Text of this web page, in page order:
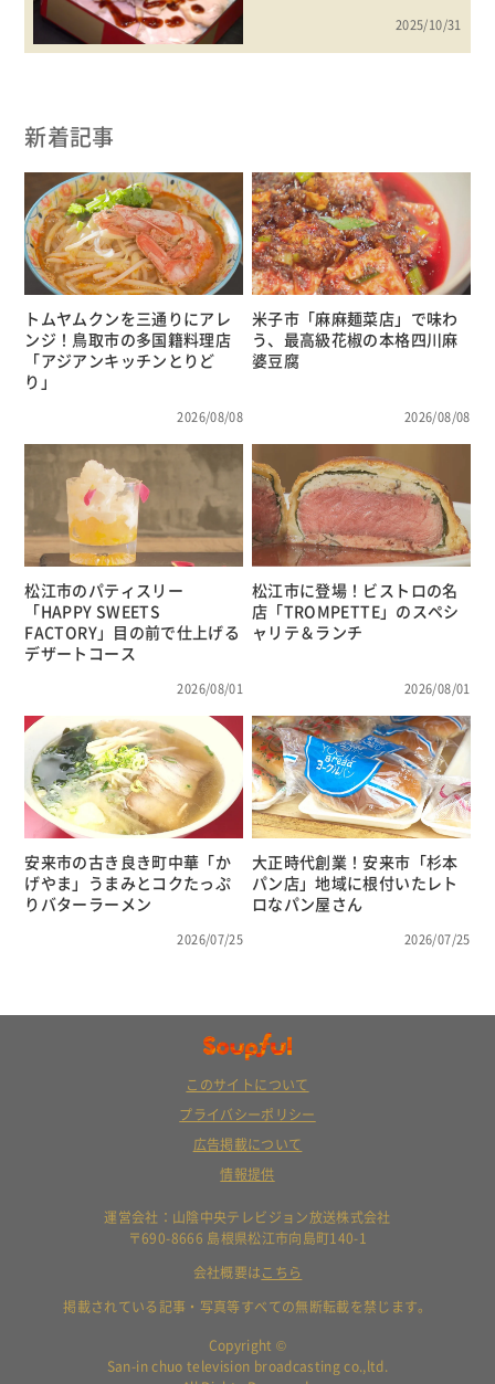
2025/10/31
新着記事
トムヤムクンを三通りにアレ
ンジ！鳥取市の多国籍料理店
「アジアンキッチンとりど
り」
2026/08/08
米子市「麻麻麺菜店」で味わ
う、最高級花椒の本格四川麻
婆豆腐
2026/08/08
松江市のパティスリー
「HAPPY SWEETS
FACTORY」目の前で仕上げる
デザートコース
2026/08/01
松江市に登場！ビストロの名
店「TROMPETTE」のスペシ
ャリテ＆ランチ
2026/08/01
安来市の古き良き町中華「か
げやま」うまみとコクたっぷ
りバターラーメン
2026/07/25
大正時代創業！安来市「杉本
パン店」地域に根付いたレト
ロなパン屋さん
2026/07/25
このサイトについて
プライバシーポリシー
広告掲載について
情報提供
運営会社：山陰中央テレビジョン放送株式会社
〒690-8666 島根県松江市向島町140-1
会社概要はこちら
掲載されている記事・写真等すべての無断転載を禁じます。
Copyright ©
San-in chuo television broadcasting co.,ltd.